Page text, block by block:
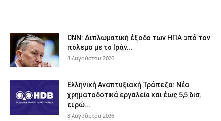
CNN: Διπλωματική έξοδο των ΗΠΑ από τον
πόλεμο με το Ιράν...
8 Αυγούστου 2026
Ελληνική Αναπτυξιακή Τράπεζα: Νέα
χρηματοδοτικά εργαλεία και έως 5,5 δισ.
ευρώ...
8 Αυγούστου 2026